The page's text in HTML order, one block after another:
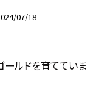
07/18
ールドを育てていま